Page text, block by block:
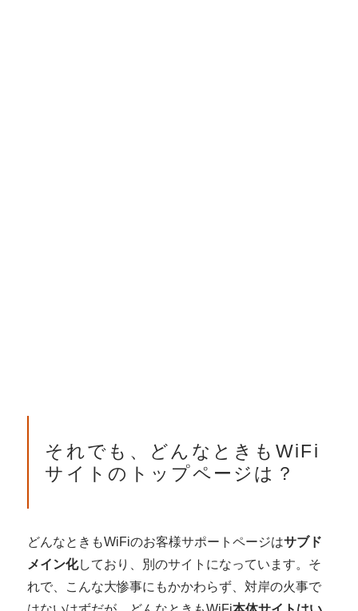
それでも、どんなときもWiFi
サイトのトップページは？
どんなときもWiFiのお客様サポートページはサブド
メイン化しており、別のサイトになっています。そ
れで、こんな大惨事にもかかわらず、対岸の火事で